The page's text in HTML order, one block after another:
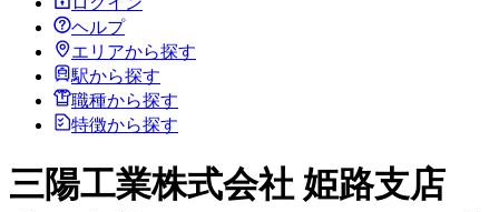
ヘルプ
エリアから探す
駅から探す
職種から探す
特徴から探す
三陽工業株式会社 姫路支店